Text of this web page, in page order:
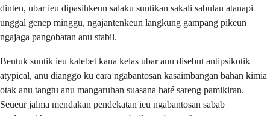
dinten, ubar ieu dipasihkeun salaku suntikan sakali sabulan atanapi
unggal genep minggu, ngajantenkeun langkung gampang pikeun
ngajaga pangobatan anu stabil.
Bentuk suntik ieu kalebet kana kelas ubar anu disebut antipsikotik
atypical, anu dianggo ku cara ngabantosan kasaimbangan bahan kimia
otak anu tangtu anu mangaruhan suasana haté sareng pamikiran.
Seueur jalma mendakan pendekatan ieu ngabantosan sabab